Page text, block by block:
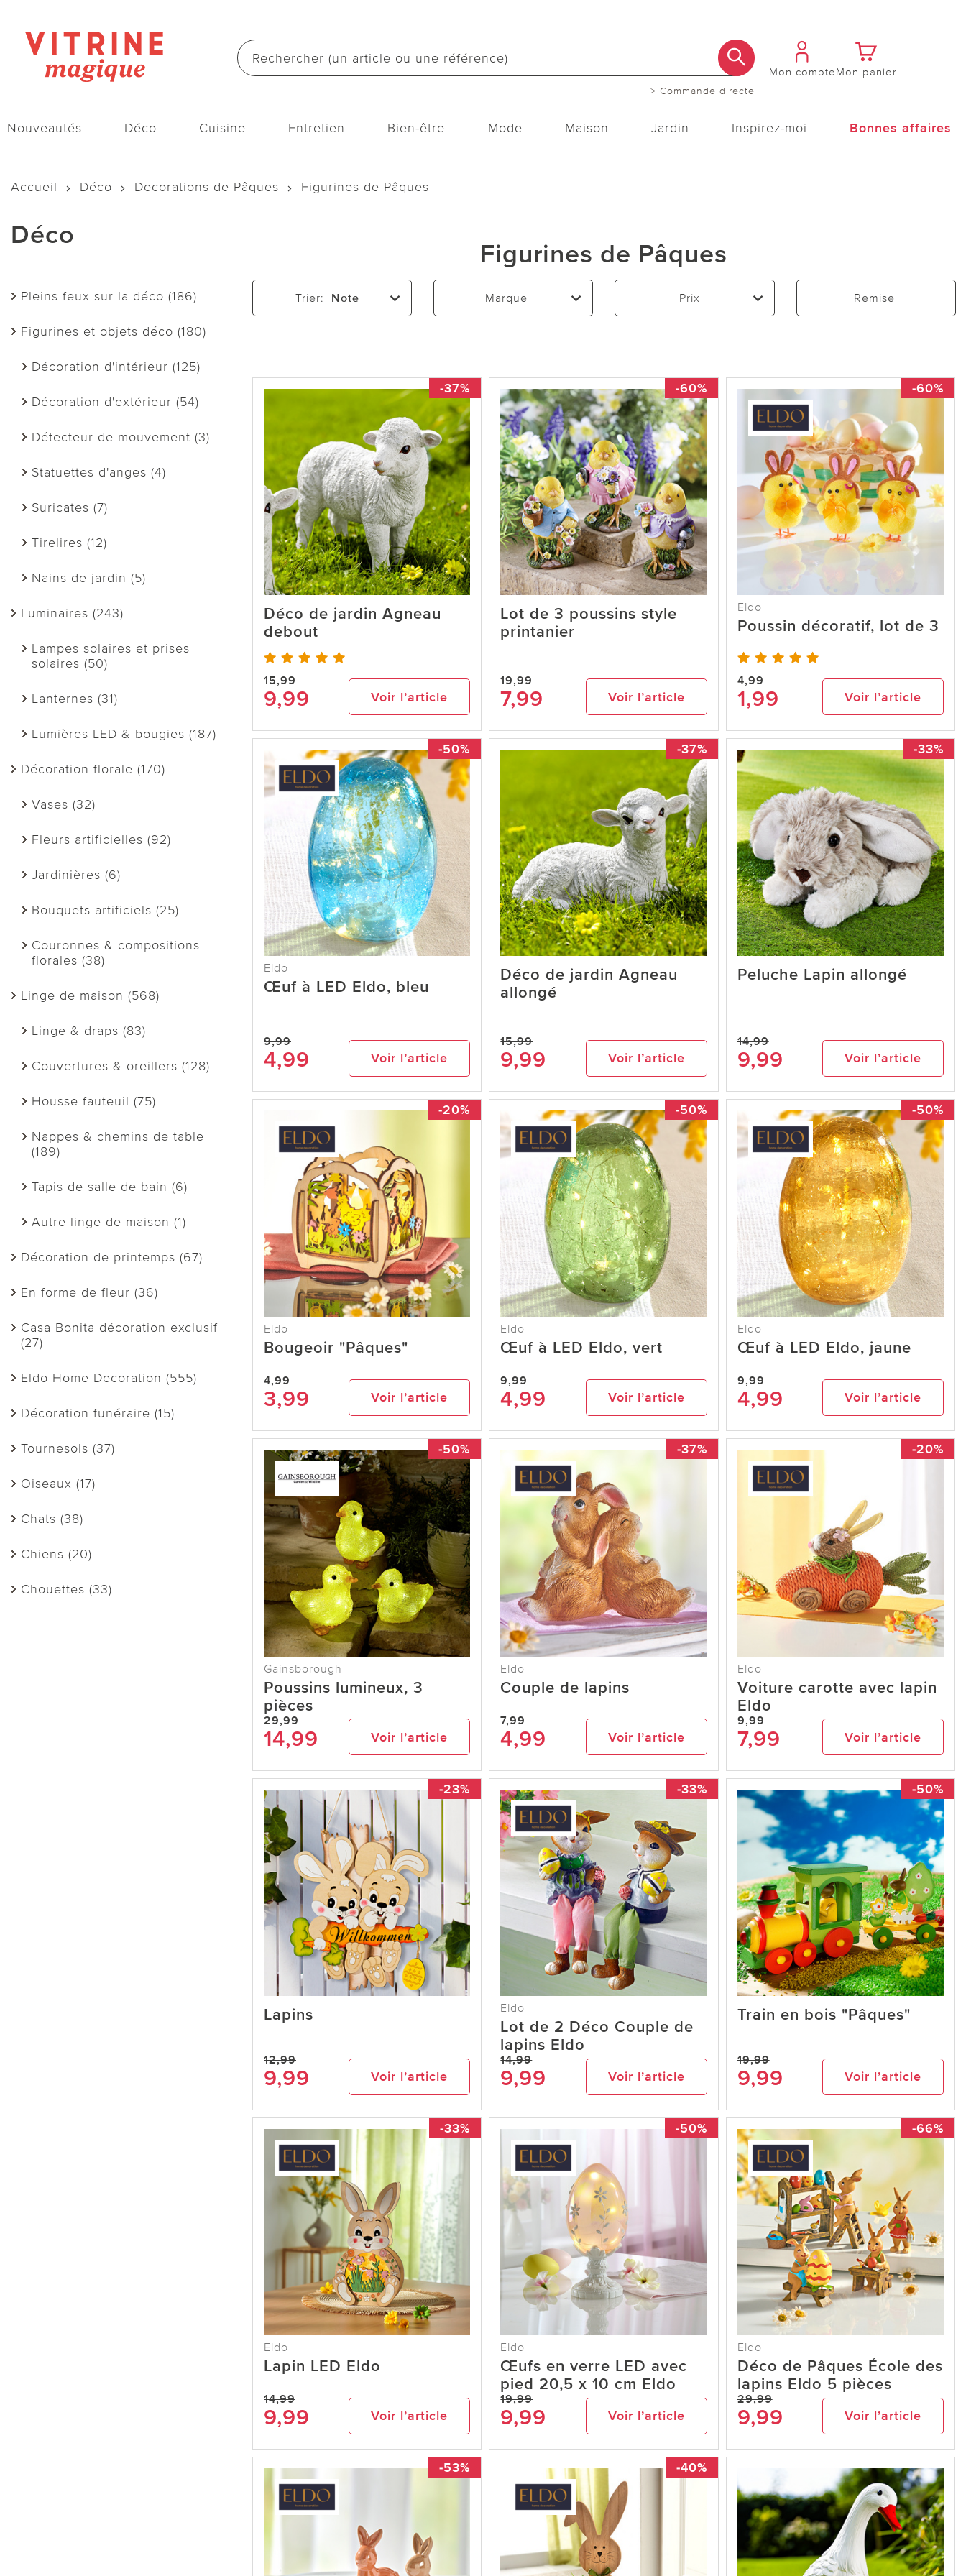
> Commande directe
Mon compteMon panier
Nouveautés Déco Cuisine Entretien Bien-être Mode Maison Jardin Inspirez-moi Bonnes affaires
Accueil Déco Decorations de Pâques Figurines de Pâques
Déco
Pleins feux sur la déco (186)
Figurines et objets déco (180)
Décoration d'intérieur (125)
Décoration d'extérieur (54)
Détecteur de mouvement (3)
Statuettes d'anges (4)
Suricates (7)
Tirelires (12)
Nains de jardin (5)
Luminaires (243)
Lampes solaires et prises
solaires (50)
Lanternes (31)
Lumières LED & bougies (187)
Décoration florale (170)
Vases (32)
Fleurs artificielles (92)
Jardinières (6)
Bouquets artificiels (25)
Couronnes & compositions
florales (38)
Linge de maison (568)
Linge & draps (83)
Couvertures & oreillers (128)
Housse fauteuil (75)
Nappes & chemins de table
(189)
Tapis de salle de bain (6)
Autre linge de maison (1)
Décoration de printemps (67)
En forme de fleur (36)
Casa Bonita décoration exclusif
(27)
Eldo Home Decoration (555)
Décoration funéraire (15)
Tournesols (37)
Oiseaux (17)
Chats (38)
Chiens (20)
Chouettes (33)
Figurines de Pâques
Trier: Note Marque Prix Remise
-37%
Déco de jardin Agneau
debout
15,99
9,99 Voir l’article
-60%
Lot de 3 poussins style
printanier
19,99
7,99 Voir l’article
-60%
Eldo
Poussin décoratif, lot de 3
4,99
1,99 Voir l’article
-50%
Eldo
Œuf à LED Eldo, bleu
9,99
4,99 Voir l’article
-37%
Déco de jardin Agneau
allongé
15,99
9,99 Voir l’article
-33%
Peluche Lapin allongé
14,99
9,99 Voir l’article
-20%
Eldo
Bougeoir "Pâques"
4,99
3,99 Voir l’article
-50%
Eldo
Œuf à LED Eldo, vert
9,99
4,99 Voir l’article
-50%
Eldo
Œuf à LED Eldo, jaune
9,99
4,99 Voir l’article
-50%
Gainsborough
Poussins lumineux, 3
pièces
29,99
14,99 Voir l’article
-37%
Eldo
Couple de lapins
7,99
4,99 Voir l’article
-20%
Eldo
Voiture carotte avec lapin
Eldo
9,99
7,99 Voir l’article
-23%
Lapins
12,99
9,99 Voir l’article
-33%
Eldo
Lot de 2 Déco Couple de
lapins Eldo
14,99
9,99 Voir l’article
-50%
Train en bois "Pâques"
19,99
9,99 Voir l’article
-33%
Eldo
Lapin LED Eldo
14,99
9,99 Voir l’article
-50%
Eldo
Œufs en verre LED avec
pied 20,5 x 10 cm Eldo
19,99
9,99 Voir l’article
-66%
Eldo
Déco de Pâques École des
lapins Eldo 5 pièces
29,99
9,99 Voir l’article
-53% -40%